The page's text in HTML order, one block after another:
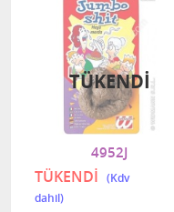
4952J
TÜKENDİ
TÜKENDI